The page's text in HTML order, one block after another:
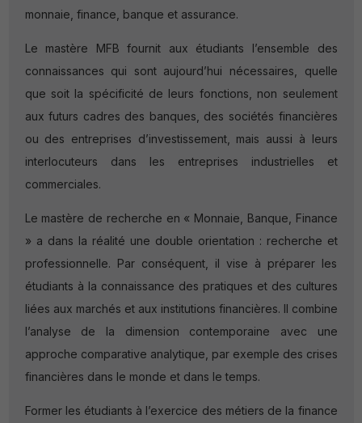
monnaie, finance, banque et assurance.
Le mastère MFB fournit aux étudiants l’ensemble des
connaissances qui sont aujourd’hui nécessaires, quelle
que soit la spécificité de leurs fonctions, non seulement
aux futurs cadres des banques, des sociétés financières
ou des entreprises d’investissement, mais aussi à leurs
interlocuteurs dans les entreprises industrielles et
commerciales.
Le mastère de recherche en « Monnaie, Banque, Finance
» a dans la réalité une double orientation : recherche et
professionnelle. Par conséquent, il vise à préparer les
étudiants à la connaissance des pratiques et des cultures
liées aux marchés et aux institutions financières. Il combine
l’analyse de la dimension contemporaine avec une
approche comparative analytique, par exemple des crises
financières dans le monde et dans le temps.
Former les étudiants à l’exercice des métiers de la finance